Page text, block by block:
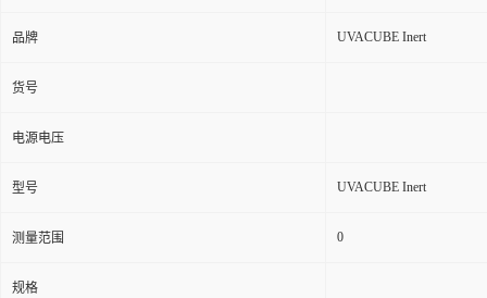
品牌 UVACUBE Inert
货号
电源电压
型号 UVACUBE Inert
测量范围 0
规格